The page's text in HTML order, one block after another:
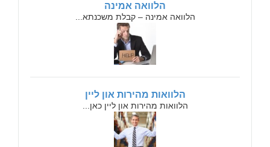
הלוואה אמינה
הלוואה אמינה – קבלת משכנתא...
הלוואות מהירות און ליין
הלוואות מהירות און ליין כאן...